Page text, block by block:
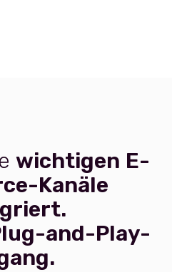
wichtigen E-
Kanäle
and-Play-